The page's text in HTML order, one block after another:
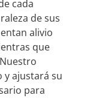
cada
de sus
alivio
que
y ajustará su
para